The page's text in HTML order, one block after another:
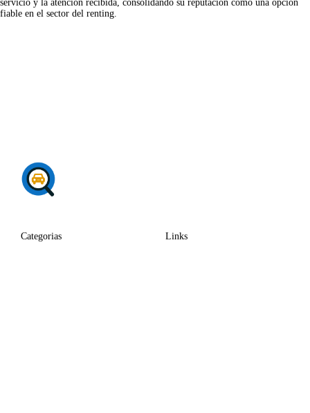
servicio y la atención recibida, consolidando su reputación como una opción
fiable en el sector del renting.
Categorias Links